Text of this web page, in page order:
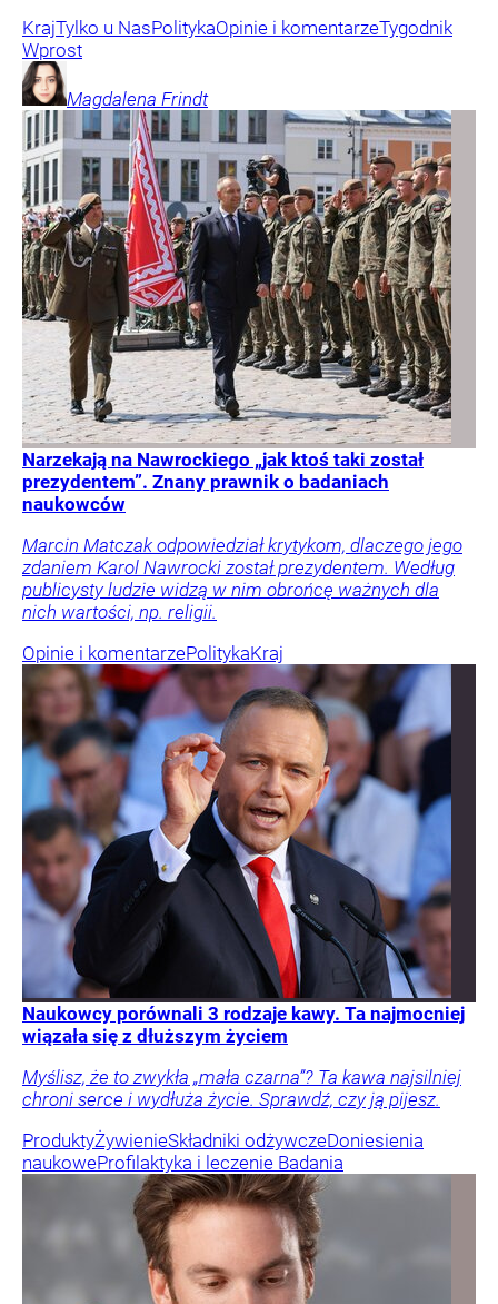
KrajTylko u NasPolitykaOpinie i komentarzeTygodnik
Wprost
Magdalena Frindt
Narzekają na Nawrockiego „jak ktoś taki został
prezydentem”. Znany prawnik o badaniach
naukowców
Marcin Matczak odpowiedział krytykom, dlaczego jego
zdaniem Karol Nawrocki został prezydentem. Według
publicysty ludzie widzą w nim obrońcę ważnych dla
nich wartości, np. religii.
Opinie i komentarzePolitykaKraj
Naukowcy porównali 3 rodzaje kawy. Ta najmocniej
wiązała się z dłuższym życiem
Myślisz, że to zwykła „mała czarna”? Ta kawa najsilniej
chroni serce i wydłuża życie. Sprawdź, czy ją pijesz.
ProduktyŻywienieSkładniki odżywczeDoniesienia
naukoweProfilaktyka i leczenie Badania